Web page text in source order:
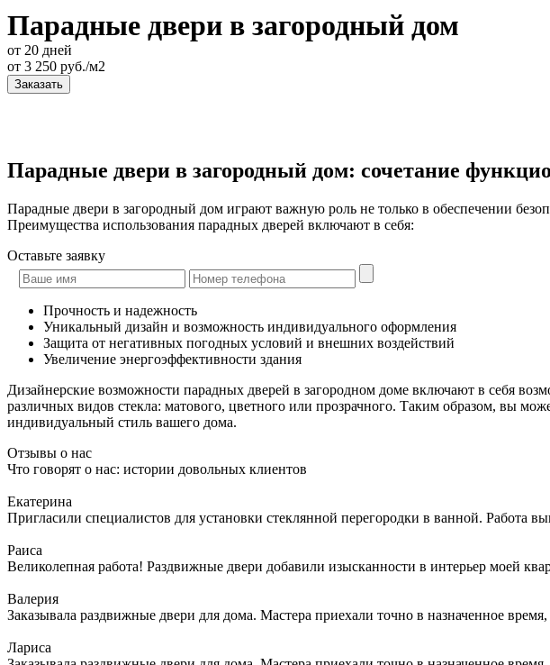
Парадные двери в загородный дом
от 20 дней
от 3 250 руб./м2
Заказать
Парадные двери в загородный дом: сочетание
Парадные двери в загородный дом играют важную роль не только в обеспечении
Преимущества использования парадных дверей включают в себя:
Оставьте заявку
Прочность и надежность
Уникальный дизайн и возможность индивидуального оформления
Защита от негативных погодных условий и внешних воздействий
Увеличение энергоэффективности здания
Дизайнерские возможности парадных дверей в загородном доме включают в себя
различных видов стекла: матового, цветного или прозрачного. Таким образом, вы
индивидуальный стиль вашего дома.
Отзывы о нас
Что говорят о нас: истории довольных клиентов
Екатерина
Пригласили специалистов для установки стеклянной перегородки в ванной. Работа
Раиса
Великолепная работа! Раздвижные двери добавили изысканности в интерьер моей
Валерия
Заказывала раздвижные двери для дома. Мастера приехали точно в назначенное
Лариса